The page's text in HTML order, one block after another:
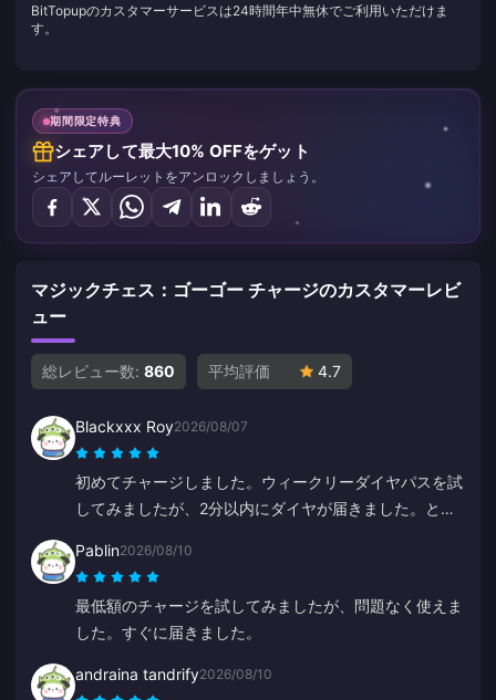
BitTopupのカスタマーサービスは24時間年中無休でご利用いただけま
す。
期間限定特典
シェアして最大10% OFFをゲット
シェアしてルーレットをアンロックしましょう。
マジックチェス：ゴーゴー チャージのカスタマーレビ
ュー
総レビュー数: 860 平均評価 4.7
Blackxxx Roy2026/08/07
初めてチャージしました。ウィークリーダイヤパスを試
してみましたが、2分以内にダイヤが届きました。とて
Pablin2026/08/10
最低額のチャージを試してみましたが、問題なく使えま
した。すぐに届きました。
andraina tandrify2026/08/10